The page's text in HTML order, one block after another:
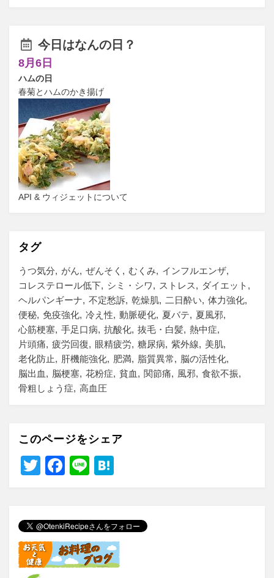
今日はなんの日？
8月6日
ハムの日
春菊とハムのかき揚げ
API & ウィジェットについて
タグ
うつ気分 がん ぜんそく むくみ
インフルエンザ
コレステロール低下
シミ・シワ ストレス
ダイエット
ヘルパンギーナ
不定愁訴 乾燥肌 二日酔い
体力強化
便秘 免疫強化 冷え性 動脈硬化 夏バテ
夏風邪
心筋梗塞 手足口病 抗酸化 抜毛・白髪 熱中症
片頭痛
疲労回復 眼精疲労 糖尿病 紫外線
美肌
老化防止
肝機能強化 肥満 脂質異常
脳の活性化
脳出血
脳梗塞 花粉症 貧血 関節痛 風邪 食欲不振
骨粗しょう症
高血圧
このページをシェア
T
er
F
e
b
o
Li
n
a